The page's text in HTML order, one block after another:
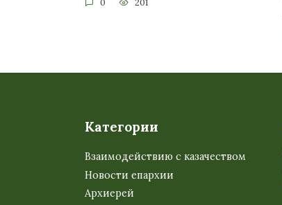
0 201
Категории
Взаимодействию с казачеством
Новости епархии
Архиерей